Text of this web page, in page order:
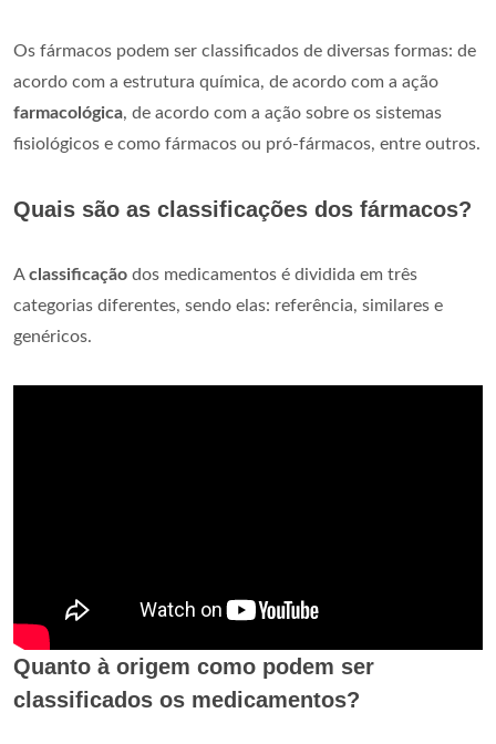
Os fármacos podem ser classificados de diversas formas: de
acordo com a estrutura química, de acordo com a ação
farmacológica, de acordo com a ação sobre os sistemas
fisiológicos e como fármacos ou pró-fármacos, entre outros.
Quais são as classificações dos fármacos?
Aclassificação dos medicamentos é dividida em três
categorias diferentes, sendo elas: referência, similares e
genéricos.
Quanto à origem como podem ser
classificados os medicamentos?